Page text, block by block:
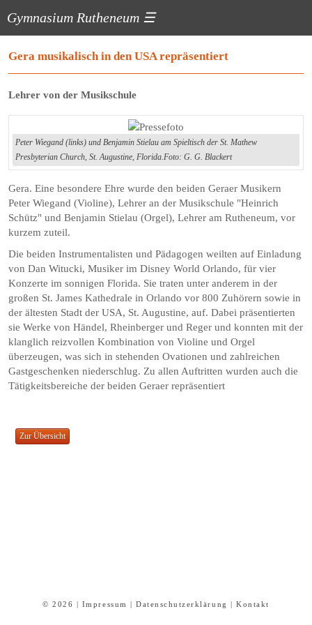
Gymnasium Rutheneum ☰
Gera musikalisch in den USA repräsentiert
Lehrer von der Musikschule
Peter Wiegand (links) und Benjamin Stielau am Spieltisch der St. Mathew
Presbyterian Church, St. Augustine, Florida.Foto: G. G. Blackert
Gera. Eine besondere Ehre wurde den beiden Geraer Musikern
Peter Wiegand (Violine), Lehrer an der Musikschule "Heinrich
Schütz" und Benjamin Stielau (Orgel), Lehrer am Rutheneum, vor
kurzem zuteil.
Die beiden Instrumentalisten und Pädagogen weilten auf Einladung
von Dan Witucki, Musiker im Disney World Orlando, für vier
Konzerte im sonnigen Florida. Sie traten unter anderem in der
großen St. James Kathedrale in Orlando vor 800 Zuhörern sowie in
der ältesten Stadt der USA, St. Augustine, auf. Dabei präsentierten
sie Werke von Händel, Rheinberger und Reger und konnten mit der
klanglich reizvollen Kombination von Violine und Orgel
überzeugen, was sich in stehenden Ovationen und zahlreichen
Gastgeschenken niederschlug. Zu allen Auftritten wurden auch die
Tätigkeitsbereiche der beiden Geraer repräsentiert
© 2026 | Impressum |Datenschutzerklärung |Kontakt